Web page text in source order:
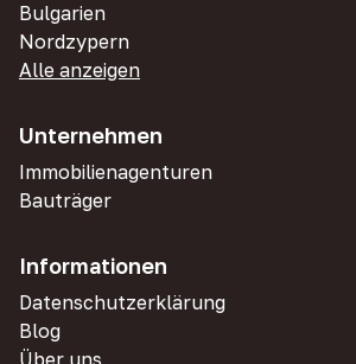
Bulgarien
Nordzypern
Alle anzeigen
Unternehmen
Immobilienagenturen
Bauträger
Informationen
Datenschutzerklärung
Blog
Über uns